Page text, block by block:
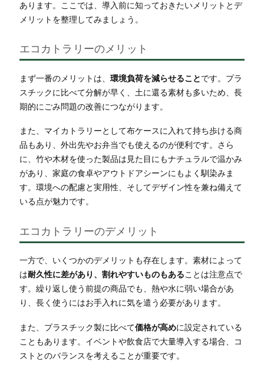
あります。ここでは、導入前に知っておきたいメリットとデ
メリットを整理してみましょう。
エコカトラリーのメリット
まず一番のメリットは、 環境負荷を減らせることです。プラ
スチックに比べて分解が早く、土に還る素材も多いため、長
期的にごみ問題の改善につながります。
また、マイカトラリーとして布ケースに入れて持ち歩ける商
品もあり、外出先やお弁当でも使えるのが便利です。さら
に、竹や木材を使った製品は見た目にもナチュラルで温かみ
があり、家庭の食卓やアウトドアシーンにもよく馴染みま
す。環境への配慮と実用性、そしてデザイン性を兼ね備えて
いる点が魅力です。
エコカトラリーのデメリット
一方で、いくつかのデメリットも存在します。素材によって
は耐久性に差があり、割れやすいものもあることは注意点で
す。繰り返し使う前提の商品でも、熱や水に弱い場合があ
り、長く使うにはお手入れに気を遣う必要があります。
また、プラスチック製に比べて価格が高めに設定されている
こともあります。イベントや飲食店で大量導入する場合、コ
ストとのバランスを考えることが重要です。